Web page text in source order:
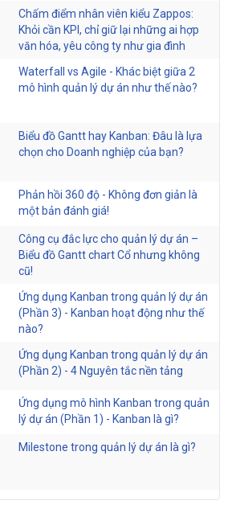
Chấm điểm nhân viên kiểu Zappos:
Khỏi cần KPI, chỉ giữ lại những ai hợp
văn hóa, yêu công ty như gia đình
Waterfall vs Agile - Khác biệt giữa 2
mô hình quản lý dự án như thế nào?
Biểu đồ Gantt hay Kanban: Đâu là lựa
chọn cho Doanh nghiệp của bạn?
Phản hồi 360 độ - Không đơn giản là
một bản đánh giá!
Công cụ đắc lực cho quản lý dự án –
Biểu đồ Gantt chart Cổ nhưng không
cũ!
Ứng dụng Kanban trong quản lý dự án
(Phần 3) - Kanban hoạt động như thế
nào?
Ứng dụng Kanban trong quản lý dự án
(Phần 2) - 4 Nguyên tắc nền tảng
Ứng dụng mô hình Kanban trong quản
lý dự án (Phần 1) - Kanban là gì?
Milestone trong quản lý dự án là gì?